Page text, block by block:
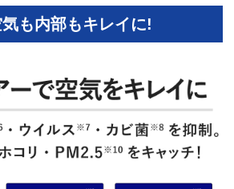
も内部もキレイに!